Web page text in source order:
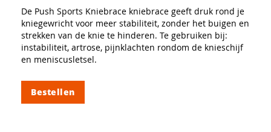
De Push Sports Kniebrace kniebrace geeft druk rond je
kniegewricht voor meer stabiliteit, zonder het buigen en
strekken van de knie te hinderen. Te gebruiken bij:
instabiliteit, artrose, pijnklachten rondom de knieschijf
en meniscusletsel.
Bestellen